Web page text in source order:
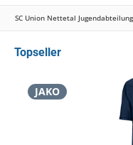
SC Union Nettetal Jugendabteilung
Topseller
JAKO